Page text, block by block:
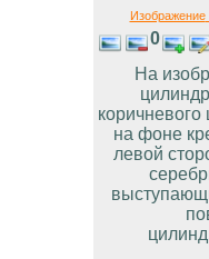
Изображение
0
На
на фоне
левой